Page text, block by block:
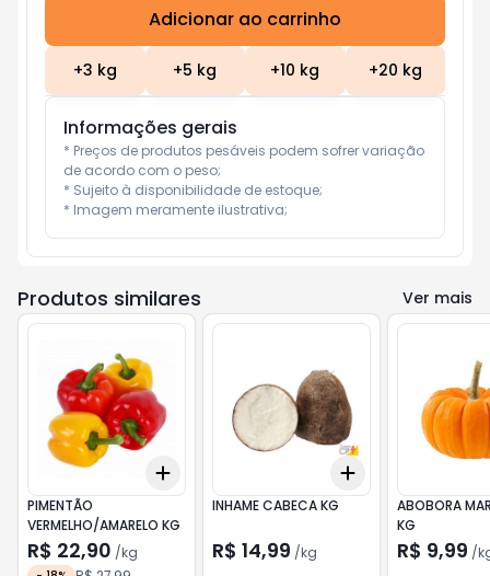
Adicionar ao carrinho
+3 kg +5 kg +10 kg +20 kg
Informações gerais
* Preços de produtos pesáveis podem sofrer variação
de acordo com o peso;
* Sujeito à disponibilidade de estoque;
* Imagem meramente ilustrativa;
Produtos similares Ver mais
Add
PIMENTÃO
VERMELHO/AMARELO KG
R$ 22,90 /kg
Add
INHAME CABECA KG
R$ 14,99 /kg
ABOBORA
KG
R$ 9,99 /